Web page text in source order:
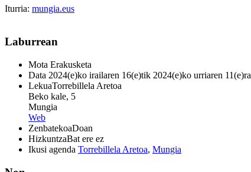
Iturria: mungia.eus
Laburrean
Mota Erakusketa
Data 2024(e)ko irailaren 16(e)tik 2024(e)ko urriaren 11(e)ra
LekuaTorrebillela Aretoa
Beko kale, 5
Mungia
Web
ZenbatekoaDoan
HizkuntzaBat ere ez
Ikusi agenda Torrebillela Aretoa, Mungia